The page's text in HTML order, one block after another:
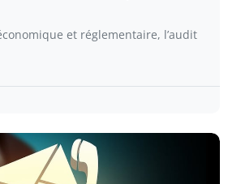
et réglementaire, l’audit